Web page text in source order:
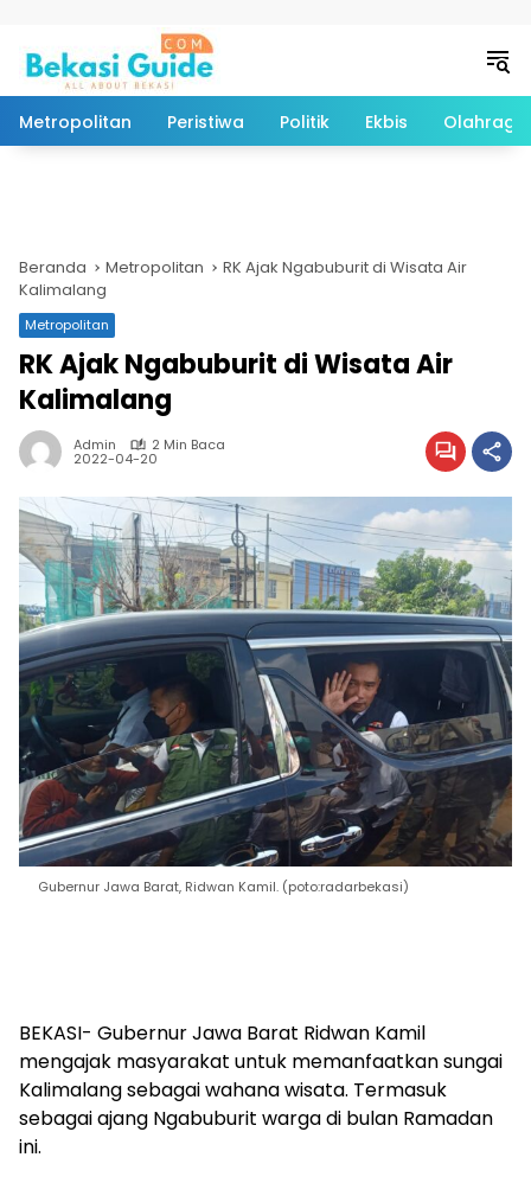
Metropolitan Peristiwa Politik Ekbis Olahraga
Beranda Metropolitan
RK Ajak Ngabuburit di Wisata Air
Kalimalang
Metropolitan
RK Ajak Ngabuburit di Wisata Air
Kalimalang
Admin 2 Min Baca
2022-04-20
Gubernur Jawa Barat, Ridwan Kamil. (poto:radarbekasi)
BEKASI- Gubernur Jawa Barat Ridwan Kamil
mengajak masyarakat untuk memanfaatkan sungai
Kalimalang sebagai wahana wisata. Termasuk
sebagai ajang Ngabuburit warga di bulan Ramadan
ini.